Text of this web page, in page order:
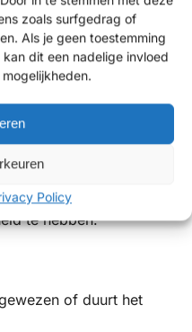
zoals surfgedrag of
Als je geen toestemming
dit een nadelige invloed
Policy
Pijnacker-Nootdorp
(Noord-
(Zuid-Holland) te
over passende
aan te
eigen bijdrage te
te hebben.
of duurt het